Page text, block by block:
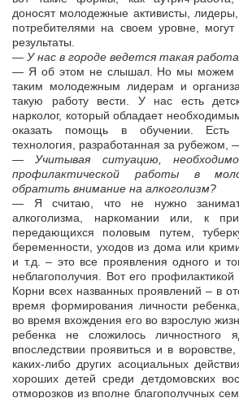
доносят молодежные активисты,
потребителями на своем уровне,
результаты.
— У нас в городе ведется такая
— Я об этом не слышал. Но мы можем
таким молодежным лидерам и
такую работу вести. У нас есть
нарколог, который обладает
оказать помощь в обучении. Есть
технология, разработанная за рубежом,
— Учитывая ситуацию,
профилактической работы в
обратить внимание на алкоголизм?
— Я считаю, что не нужно
алкоголизма, наркомании или, к
передающихся половым путем,
беременности, уходов из дома или
и т.д. – это все проявления одного и
неблагополучия. Вот его
Корни всех названных проявлений – в
время формирования личности
во время вхождения его во взрослую
ребенка не сложилось личностного
впоследствии проявиться и в
каких-либо других асоциальных
хороших детей среди детдомовских
отморозков из вполне благополучных